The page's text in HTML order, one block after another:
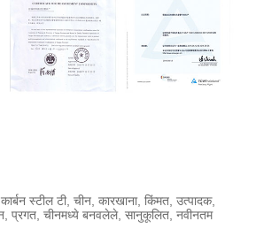
स्टील टी, चीन, कारखाना, किंमत, उत्पादक,
प्रगत, चीनमध्ये बनवलेले, सानुकूलित, नवीनतम